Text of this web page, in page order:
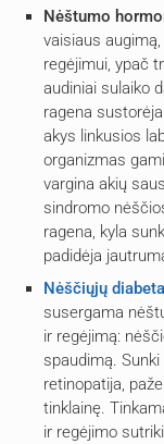
Nėštumo
vaisiaus
regėjimui, ypač
audiniai sulaiko
ragena
akys linkusios
organizmas
vargina akių
sindromo
ragena, kyla
padidėja
Nėščiųjų
susergama
ir regėjimą:
spaudimą.
retinopatija,
tinklainę.
ir regėjimo